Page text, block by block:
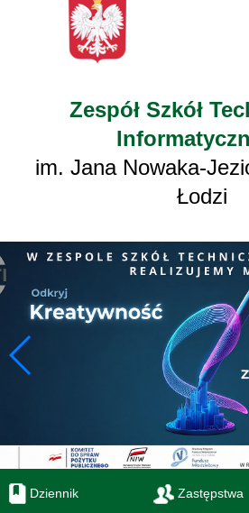
Zespół Szkół
im. Jana Nowaka-
Łodzi
Dziennik Zastępstwa